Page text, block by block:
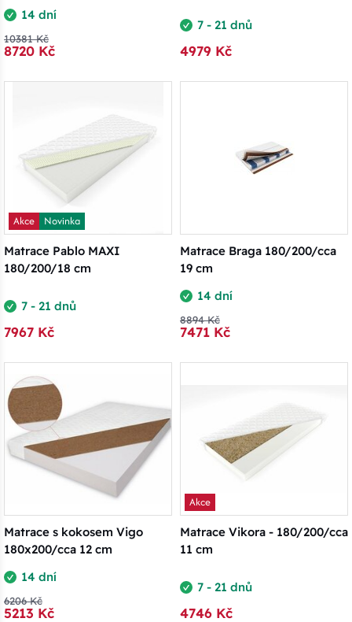
14 dní
10381 Kč
8720 Kč
7 - 21 dnů
4979 Kč
Akce
Novinka
Matrace Pablo MAXI
180/200/18 cm
7 - 21 dnů
7967 Kč
Matrace Braga 180/200/cca
19 cm
14 dní
8894 Kč
7471 Kč
Matrace s kokosem Vigo
180x200/cca 12 cm
14 dní
6206 Kč
5213 Kč
Akce
Matrace Vikora - 180/200/cca
11 cm
7 - 21 dnů
4746 Kč